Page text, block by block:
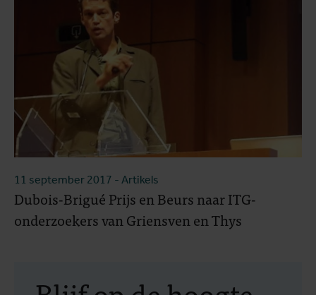
11 september 2017 - Artikels
Dubois-Brigué Prijs en Beurs naar ITG-
onderzoekers van Griensven en Thys